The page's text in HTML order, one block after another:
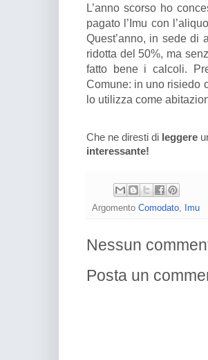
L’anno scorso ho
pagato l’Imu con
Quest’anno, in sede di
ridotta del 50%, ma
fatto bene i calcoli.
Comune: in uno risiedo
lo utilizza come
Che ne diresti di leggere
interessante!
Argomento Comodato Imu
Nessun
Posta un